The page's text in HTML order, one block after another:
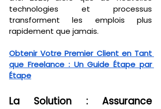
technologies et processus
transforment les emplois plus
rapidement que jamais.
Obtenir Votre Premier Client en Tant
que Freelance : Un Guide Étape par
Étape
La Solution : Assurance